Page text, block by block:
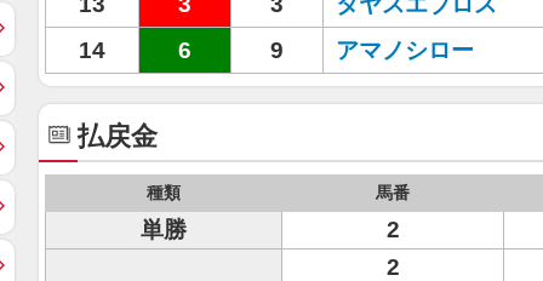
14
6 9 アマノシロー
払戻金
種類 馬番
単勝 2
2